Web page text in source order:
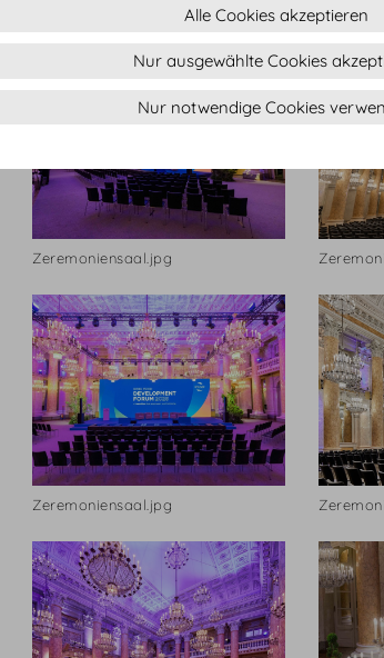
Zeremoniensaal.jpg
Zeremoniensaal.jpg
Alle Cookies akzeptieren
Nur ausgewählte Cookies
Nur notwendige Cookies